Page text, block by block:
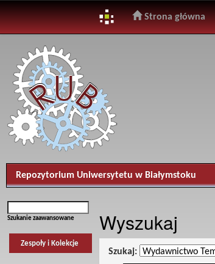
navigation
Strona główna
Repozytorium Uniwersytetu w Białymstoku
Szukanie zaawansowane
Zespoły i Kolekcje
Wyszukaj
Szukaj: